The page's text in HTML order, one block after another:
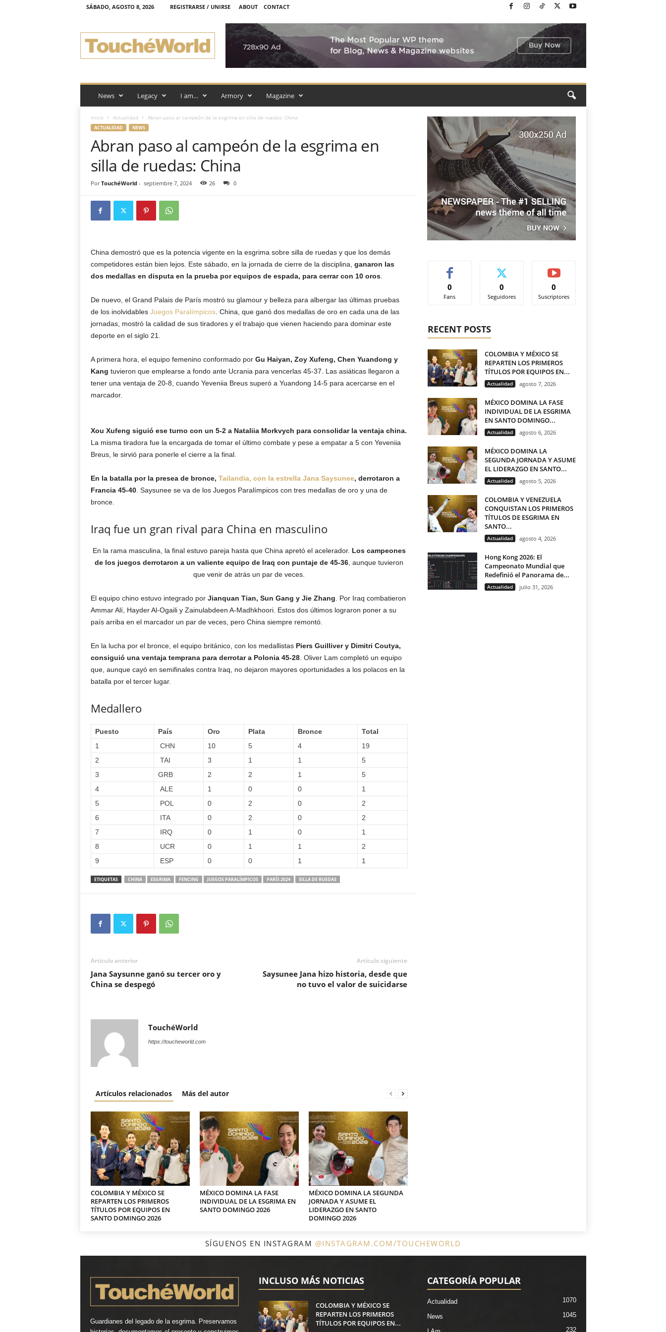
SÁBADO, AGOSTO 8, 2026 REGISTRARSE / UNIRSE ABOUT CONTACT
o
W
r
News Legacy I am… Armory Magazine
Inicio Actualidad Abran paso al campeón de la esgrima en silla de ruedas: China
ACTUALIDAD NEWS
Abran paso al campeón de la esgrima en
silla de ruedas: China
Por TouchéWorld- septiembre 7, 2024 26 0
China demostró que es la potencia vigente en la esgrima sobre silla de ruedas y que los demás
competidores están bien lejos. Este sábado, en la jornada de cierre de la disciplina, ganaron las
dos medallas en disputa en la prueba por equipos de espada, para cerrar con 10 oros.
De nuevo, el Grand Palais de París mostró su glamour y belleza para albergar las últimas pruebas
de los inolvidables Juegos Paralímpicos. China, que ganó dos medallas de oro en cada una de las
jornadas, mostró la calidad de sus tiradores y el trabajo que vienen haciendo para dominar este
deporte en el siglo 21.
A primera hora, el equipo femenino conformado por Gu Haiyan, Zoy Xufeng, Chen Yuandong y
Kang tuvieron que emplearse a fondo ante Ucrania para vencerlas 45-37. Las asiáticas llegaron a
tener una ventaja de 20-8, cuando Yeveniia Breus superó a Yuandong 14-5 para acercarse en el
marcador.
Xou Xufeng siguió ese turno con un 5-2 a Nataliia Morkvych para consolidar la ventaja china.
La misma tiradora fue la encargada de tomar el último combate y pese a empatar a 5 con Yeveniia
Breus, le sirvió para ponerle el cierre a la final.
En la batalla por la presea de bronce, Tailandia, con la estrella Jana Saysunee, derrotaron a
Francia 45-40. Saysunee se va de los Juegos Paralímpicos con tres medallas de oro y una de
bronce.
Iraq fue un gran rival para China en masculino
En la rama masculina, la final estuvo pareja hasta que China apretó el acelerador. Los campeones
de los juegos derrotaron a un valiente equipo de Iraq con puntaje de 45-36 , aunque tuvieron
que venir de atrás un par de veces.
El equipo chino estuvo integrado por Jianquan Tian, Sun Gang y Jie Zhang . Por Iraq combatieron
Ammar Alí, Hayder Al-Ogaili y Zainulabdeen A-Madhkhoori. Estos dos últimos lograron poner a su
país arriba en el marcador un par de veces, pero China siempre remontó.
En la lucha por el bronce, el equipo británico, con los medallistas Piers Guilliver y Dimitri Coutya,
consiguió una ventaja temprana para derrotar a Polonia 45-28. Oliver Lam completó un equipo
que, aunque cayó en semifinales contra Iraq, no dejaron mayores oportunidades a los polacos en la
batalla por el tercer lugar.
Medallero
Puesto País Oro Plata Bronce
Total
1
CHN 10 5 4
19
2
TAI 3 1 1
5
3
GRB 2 2 1
5
4
ALE 1 0 0
1
5
POL 0 2 0
2
6
ITA 0 2 0
2
7
IRQ 0 1 0
1
8
UCR 0 1 1
2
9
ESP 0 0 1 1
ETIQUETAS CHINA ESGRIMA FENCING JUEGOS PARALÍMPICOS PARÍS 2024 SILLA DE RUEDAS
Artículo anterior
Jana Saysunne ganó su tercer oro y
China se despegó
Artículo siguiente
Saysunee Jana hizo historia, desde que
no tuvo el valor de suicidarse
TouchéWorld
https://toucheworld.com
Artículos relacionados Más del autor
COLOMBIA Y MÉXICO SE
REPARTEN LOS PRIMEROS
TÍTULOS POR EQUIPOS EN
SANTO DOMINGO 2026
MÉXICO DOMINA LA FASE
INDIVIDUAL DE LA ESGRIMA EN
SANTO DOMINGO 2026
MÉXICO DOMINA LA SEGUNDA
JORNADA Y ASUME EL
LIDERAZGO EN SANTO
DOMINGO 2026
0
Fans
0
Seguidores
0
Suscriptores
RECENT POSTS
COLOMBIA Y MÉXICO SE
REPARTEN LOS PRIMEROS
TÍTULOS POR EQUIPOS EN...
Actualidad agosto 7, 2026
MÉXICO DOMINA LA FASE
INDIVIDUAL DE LA ESGRIMA
EN SANTO DOMINGO...
Actualidad agosto 6, 2026
MÉXICO DOMINA LA
SEGUNDA JORNADA Y ASUME
EL LIDERAZGO EN SANTO...
Actualidad agosto 5, 2026
COLOMBIA Y VENEZUELA
CONQUISTAN LOS PRIMEROS
TÍTULOS DE ESGRIMA EN
SANTO...
Actualidad agosto 4, 2026
Hong Kong 2026: El
Campeonato Mundial que
Redefinió el Panorama de...
Actualidad julio 31, 2026
SÍGUENOS EN INSTAGRAM @INSTAGRAM.COM/TOUCHEWORLD
Guardianes del legado de la esgrima. Preservamos
INCLUSO MÁS NOTICIAS
COLOMBIA Y MÉXICO SE
REPARTEN LOS PRIMEROS
TÍTULOS POR EQUIPOS EN...
CATEGORÍA POPULAR
Actualidad 1070
News 1045
232